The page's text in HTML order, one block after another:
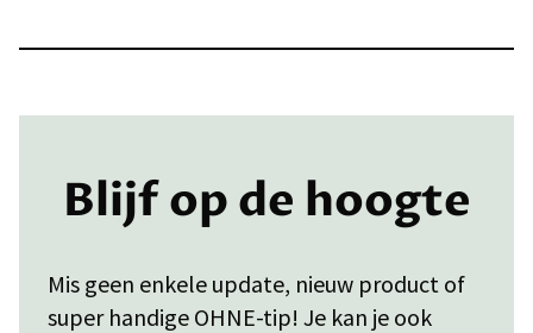
Blijf op de hoogte
Mis geen enkele update, nieuw product of
super handige OHNE-tip! Je kan je ook